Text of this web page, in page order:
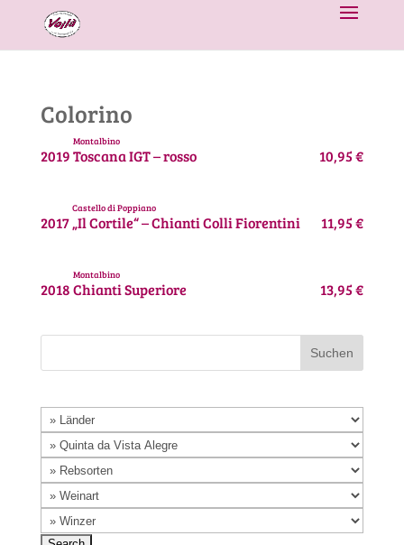
Colorino
2019
Montalbino
Toscana IGT – rosso 10,95 €
2017
Castello di Poppiano
„Il Cortile“ – Chianti Colli Fiorentini 11,95 €
2018
Montalbino
Chianti Superiore 13,95 €